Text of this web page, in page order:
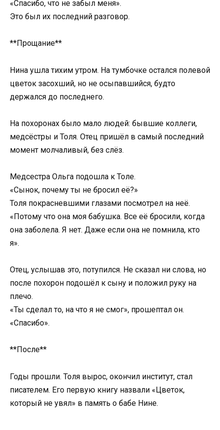
«Спасибо, что не забыл меня».
Это был их последний разговор.
**Прощание**
Нина ушла тихим утром. На тумбочке остался полевой
цветок засохший, но не осыпавшийся, будто
держался до последнего.
На похоронах было мало людей: бывшие коллеги,
медсёстры и Толя. Отец пришёл в самый последний
момент молчаливый, без слёз.
Медсестра Ольга подошла к Толе.
«Сынок, почему ты не бросил её?»
Толя покрасневшими глазами посмотрел на неё.
«Потому что она моя бабушка. Все её бросили, когда
она заболела. Я нет. Даже если она не помнила, кто
я».
Отец, услышав это, потупился. Не сказал ни слова, но
после похорон подошёл к сыну и положил руку на
плечо.
«Ты сделал то, на что я не смог», прошептал он.
«Спасибо».
**После**
Годы прошли. Толя вырос, окончил институт, стал
писателем. Его первую книгу назвали «Цветок,
который не увял» в память о бабе Нине.